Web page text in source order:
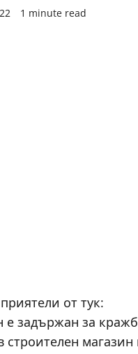
1 minute read
от тук:
задържан за
строителен